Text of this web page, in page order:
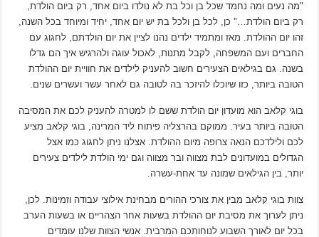
"מה נעים ומה נחמד שכל בן וכל בת לא נולדו ביום אחד, רק ביום הולדת,
רק ביום הולדת…" כן, לכל בן ולכל בת יש יום אחד, יחיד ומיוחד בכל השנה,
זהו יום ההולדת. מאז ומתמיד ילדים נהנו לציין את יום הולדתם, לחגוג עם
החברים ועם המשפחה, לקבל מתנות, לאכול עוגה ולהרגיש איך הם גדלו
בשנה. גם בגילאים הצעירים חשוב להעניק לילדים את חוויית יום ההולדת
הטובה ביותר, כזו שיוכלו להיזכר בה לטובה גם לאחר עשר ועשרים שנים.
בוגי קלאב הוא מועדון יום הולדת ששם לו למטרה להעניק לכם את המסיבה
הטובה ביותר בעיר. ממוקם בהרצליה פיתוח ליד המרינה, בוגי קלאב מציע
לכם ולילדכם הנאה צרופה מיום ההולדת. אצלנו ניתן לחגוג כמו אצל
הגדולים במועדונים לבת מצווה ובר מצווה וגם ימי הולדת לילדים צעירים
יותר, בין הגילאים שמונה עד אחת-עשרה.
צוות בוגי קלאב מבין את צורכי ההורים מבחינת אילוצי עבודה וזמינות. לכן,
ניתן לערוך את מסיבת יום ההולדת בשעות אחר הצהריים או בשעות הערב
בכל יום לאורך השבוע לנוחותכם המרבית. אנשי הצוות שלנו עומדים